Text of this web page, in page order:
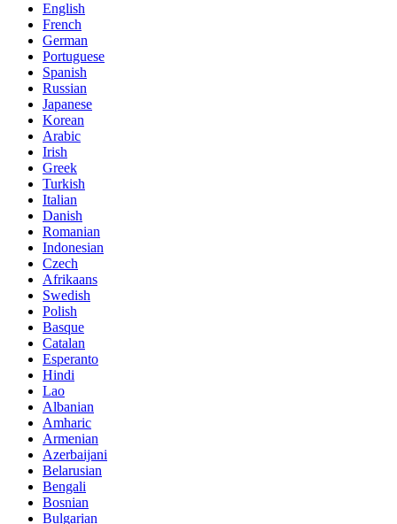
English
French
German
Portuguese
Spanish
Russian
Japanese
Korean
Arabic
Irish
Greek
Turkish
Italian
Danish
Romanian
Indonesian
Czech
Afrikaans
Swedish
Polish
Basque
Catalan
Esperanto
Hindi
Lao
Albanian
Amharic
Armenian
Azerbaijani
Belarusian
Bengali
Bosnian
Bulgarian